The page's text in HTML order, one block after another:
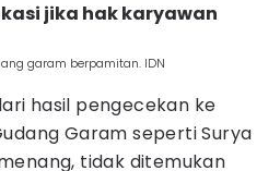
jika hak karyawan
garam berpamitan. IDN
hasil pengecekan ke
Garam seperti Surya
tidak ditemukan